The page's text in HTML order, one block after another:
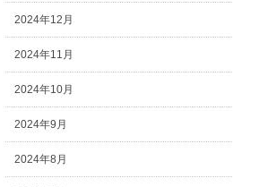
2024年12月
2024年11月
2024年10月
2024年9月
2024年8月